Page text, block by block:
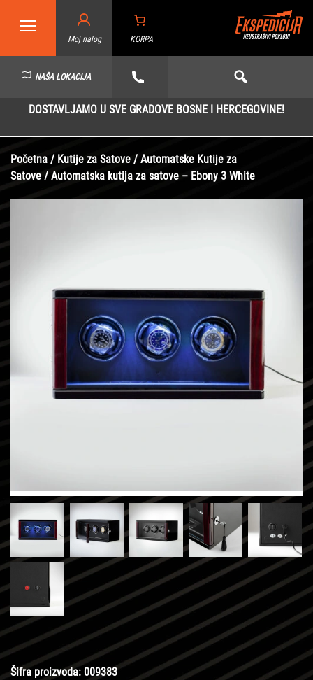
Moj nalog KORPA
NAŠA LOKACIJA
DOSTAVLJAMO U SVE GRADOVE BOSNE I HERCEGOVINE!
Početna / Kutije za Satove / Automatske Kutije za
Satove / Automatska kutija za satove – Ebony 3 White
Šifra proizvoda: 009383